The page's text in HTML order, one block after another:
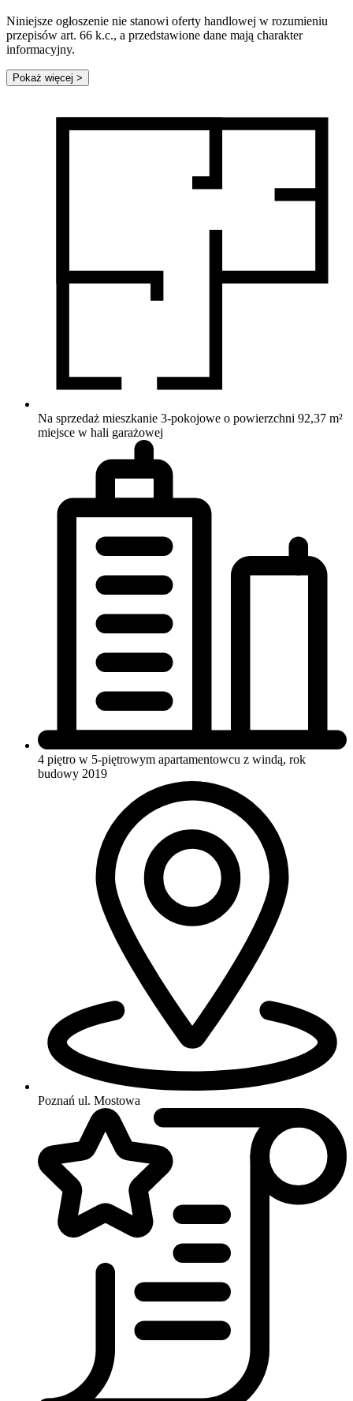
Niniejsze ogłoszenie nie stanowi oferty handlowej w rozumieniu
przepisów art. 66 k.c., a przedstawione dane mają charakter
informacyjny.
Pokaż więcej >
Na sprzedaż mieszkanie 3-pokojowe o powierzchni 92,37 m²
miejsce w hali garażowej
4 piętro w 5-piętrowym apartamentowcu z windą, rok
budowy 2019
Poznań ul. Mostowa